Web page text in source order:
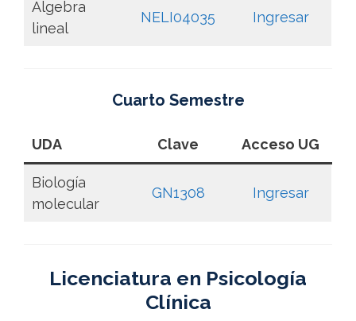
Álgebra
lineal
NELI04035 Ingresar
Cuarto Semestre
UDA Clave Acceso UG
Biología
molecular
GN1308 Ingresar
Licenciatura en Psicología
Clínica